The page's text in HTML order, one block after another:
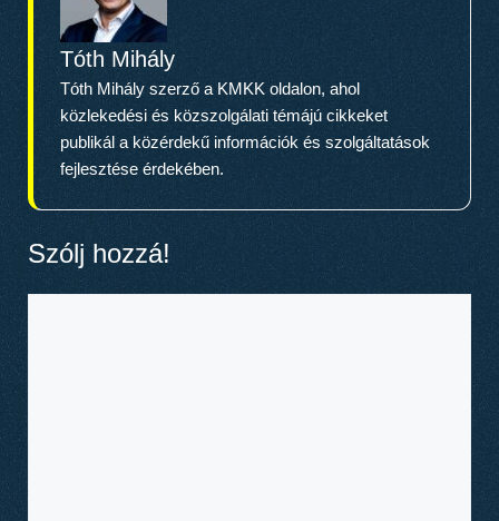
Tóth Mihály
Tóth Mihály szerző a KMKK oldalon, ahol
közlekedési és közszolgálati témájú cikkeket
publikál a közérdekű információk és szolgáltatások
fejlesztése érdekében.
Szólj hozzá!